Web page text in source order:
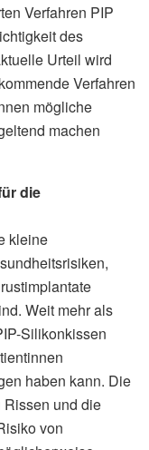
Verfahren PIP
des
Urteil wird
Verfahren
mögliche
machen
die
kleine
Weit mehr als
Silikonkissen
haben kann. Die
Rissen und die
von